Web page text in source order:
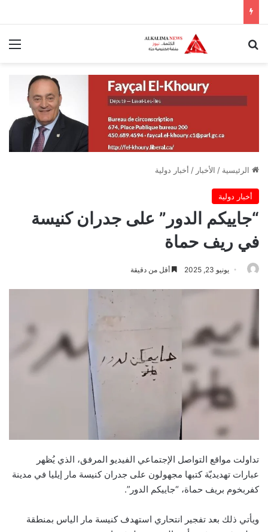
الرئيسية / الأخبار / أخبار دولية
أخبار دولية
“جاييكم الدور” على جدران كنيسة
في ريف حماة
يونيو 23, 2025 أقل من دقيقة
تداولت مواقع التواصل الإجتماعي الفيديو المرفق، الذي يُظهر
عبارات تهديديّة كتبها مجهولون على جدران كنيسة مار إيليا في مدينة
كفربخوم بريف حماة، “جاييكم الدور”.
ويأتي ذلك بعد تفجير انتحاري استهدف كنيسة مار الياس بمنطقة